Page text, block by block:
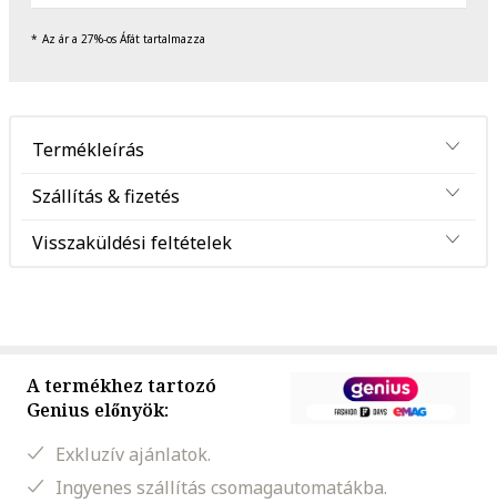
Az ár a 27%-os Áfát tartalmazza
Termékleírás
Szállítás & fizetés
Visszaküldési feltételek
A termékhez tartozó
Genius előnyök:
Exkluzív ajánlatok.
Ingyenes szállítás csomagautomatákba.